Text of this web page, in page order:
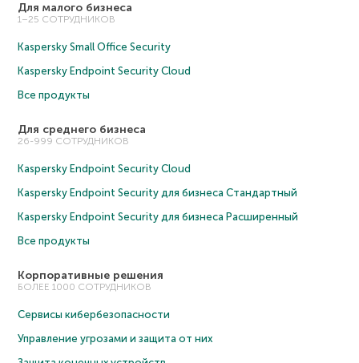
Для малого бизнеса
1–25 СОТРУДНИКОВ
Kaspersky Small Office Security
Kaspersky Endpoint Security Cloud
Все продукты
Для среднего бизнеса
26-999 СОТРУДНИКОВ
Kaspersky Endpoint Security Cloud
Kaspersky Endpoint Security для бизнеса Cтандартный
Kaspersky Endpoint Security для бизнеса Расширенный
Все продукты
Корпоративные решения
БОЛЕЕ 1000 СОТРУДНИКОВ
Сервисы кибербезопасности
Управление угрозами и защита от них